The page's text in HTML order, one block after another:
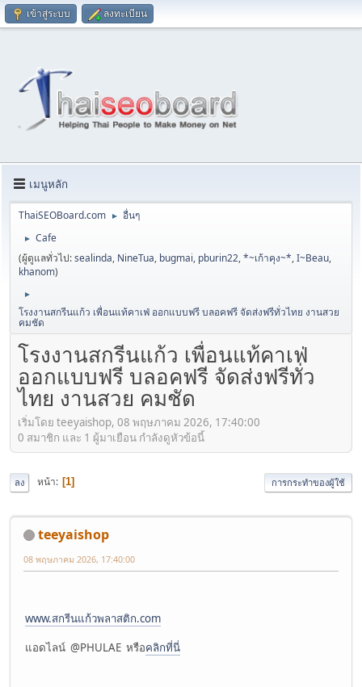
เข้าสู่ระบบ ลงทะเบียน
เมนูหลัก
ThaiSEOBoard.com ► อื่นๆ
►
Cafe
(ผู้ดูแลทั่วไป:sealinda, NineTua, bugmai, pburin22,*~เก้าคุง~*,I~Beau,
khanom)
►
โรงงานสกรีนแก้ว เพื่อนแท้คาเฟ่ ออกแบบฟรี บลอคฟรี จัดส่งฟรีทั่วไทย งานสวย
คมชัด
โรงงานสกรีนแก้ว เพื่อนแท้คาเฟ่
ออกแบบฟรี บลอคฟรี จัดส่งฟรีทั่ว
ไทย งานสวย คมชัด
เริ่มโดย teeyaishop, 08 พฤษภาคม 2026, 17:40:00
0 สมาชิก และ 1 ผู้มาเยือน กำลังดูหัวข้อนี้
ลง หน้า 1 การกระทำของผู้ใช้
teeyaishop
08 พฤษภาคม 2026, 17:40:00
www.สกรีนแก้วพลาสติก.com
แอดไลน์ @PHULAE หรือคลิกที่นี่